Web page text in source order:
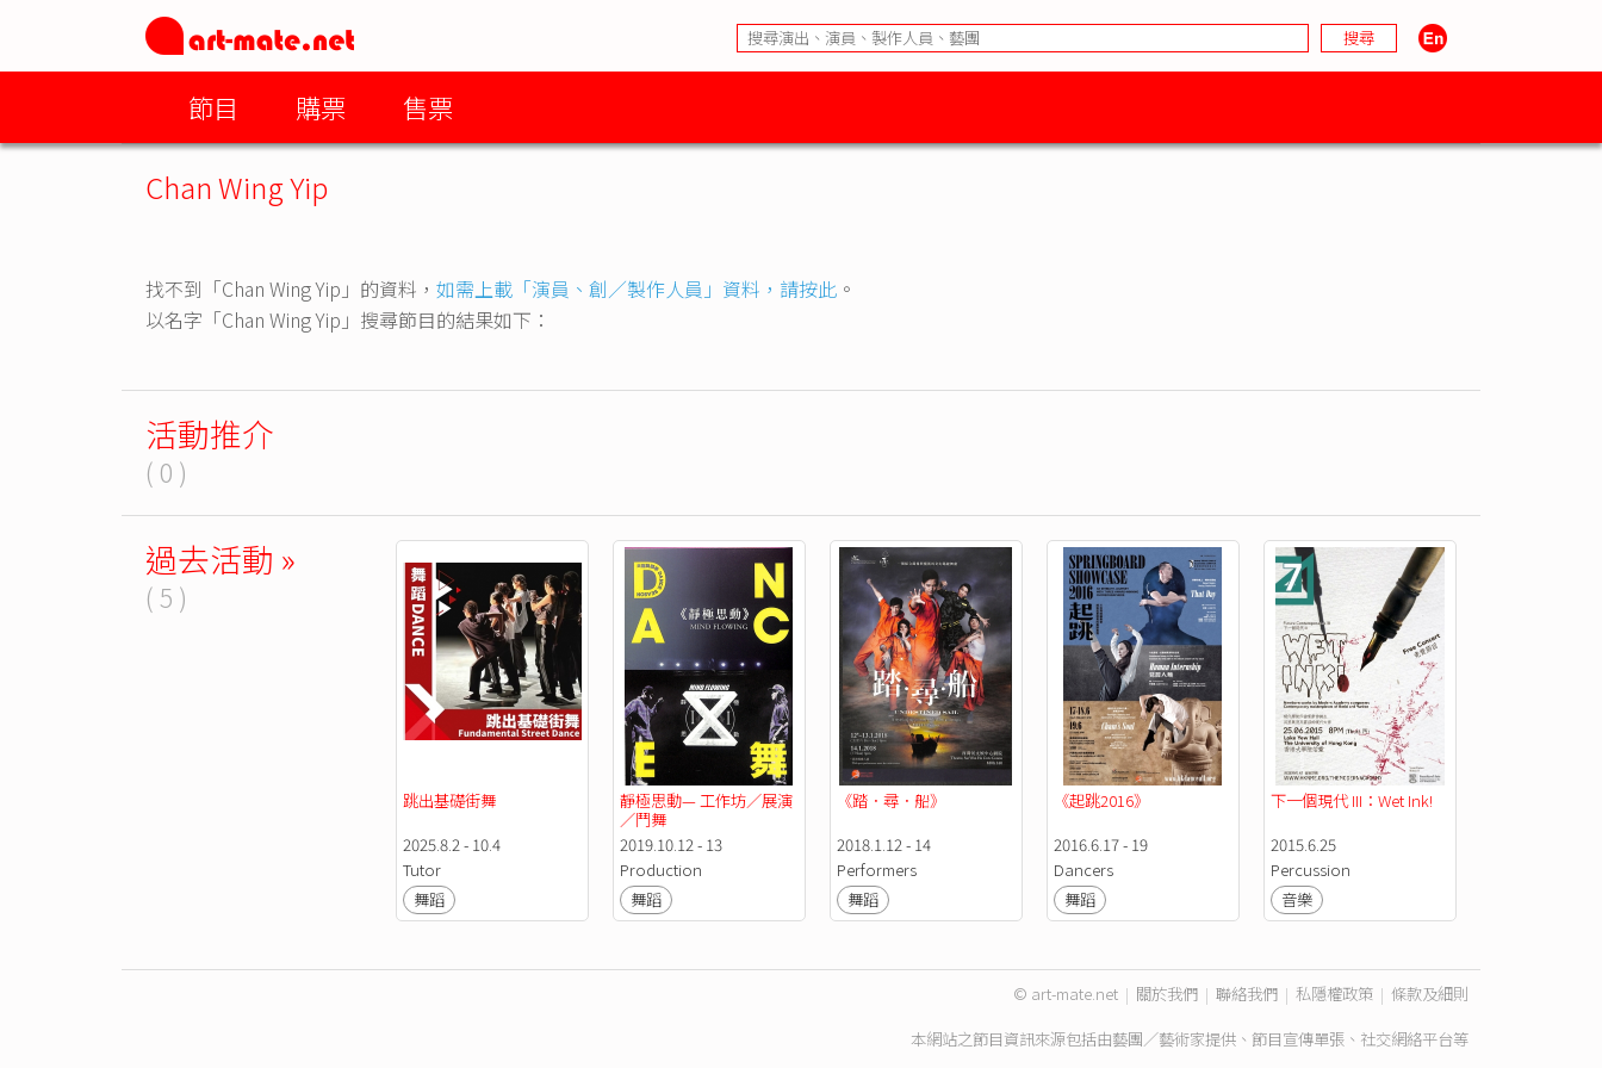
節目 購票 售票
Chan Wing Yip
找不到「Chan Wing Yip」的資料， 如需上載「演員、創／製作人員」資料，請按此 。
以名字「Chan Wing Yip」搜尋節目的結果如下：
活動推介
( 0 )
過去活動 »
( 5 )
跳出基礎街舞
2025.8.2 - 10.4
Tutor
舞蹈
靜極思動— 工作坊／展演
／鬥舞
2019.10.12 - 13
Production
舞蹈
《踏．尋．船》
2018.1.12 - 14
Performers
舞蹈
《起跳2016》
2016.6.17 - 19
Dancers
舞蹈
下一個現代 III：Wet Ink!
2015.6.25
Percussion
音樂
© art-mate.net | 關於我們 | 聯絡我們 | 私隱權政策 | 條款及細則
本網站之節目資訊來源包括由藝團／藝術家提供、節目宣傳單張、社交網絡平台等